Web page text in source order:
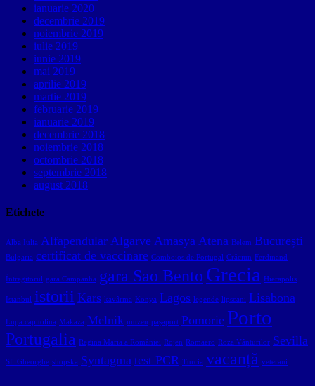
ianuarie 2020
decembrie 2019
noiembrie 2019
iulie 2019
iunie 2019
mai 2019
aprilie 2019
martie 2019
februarie 2019
ianuarie 2019
decembrie 2018
noiembrie 2018
octombrie 2018
septembrie 2018
august 2018
Etichete
Alba Iulia Alfapendular Algarve Amasya Atena Belem București
Bulgaria certificat de vaccinare Comboios de Portugal Crăciun Ferdinand
Întregitorul gara Campanha gara Sao Bento Grecia Hierapolis
Istanbul istorii Kars kavârma Konya Lagos legende lipscani Lisabona
Lupa capitolina Makaza Melnik muzeu pașaport Pomorie Porto
Portugalia Regina Maria a României Rojen Romaero Roza Vânturilor Sevilla
Sf. Gheorghe shopska Syntagma test PCR Turcia vacanță veterani